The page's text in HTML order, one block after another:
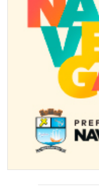
BALNEÁRIO PIÇARRAS